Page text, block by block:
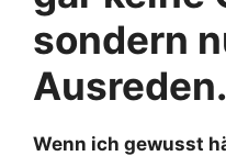
sondern
Ausreden.
Wenn ich gewusst